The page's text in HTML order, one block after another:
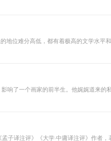
地位难分高低，都有着极高的文学水
髓。小刚神款天——白话名著系列，你听
响了一个画家的前半生。他娓娓道来
，著名学者毕宝魁倾心为孔子立传！ 中国现代评书表演艺术家王